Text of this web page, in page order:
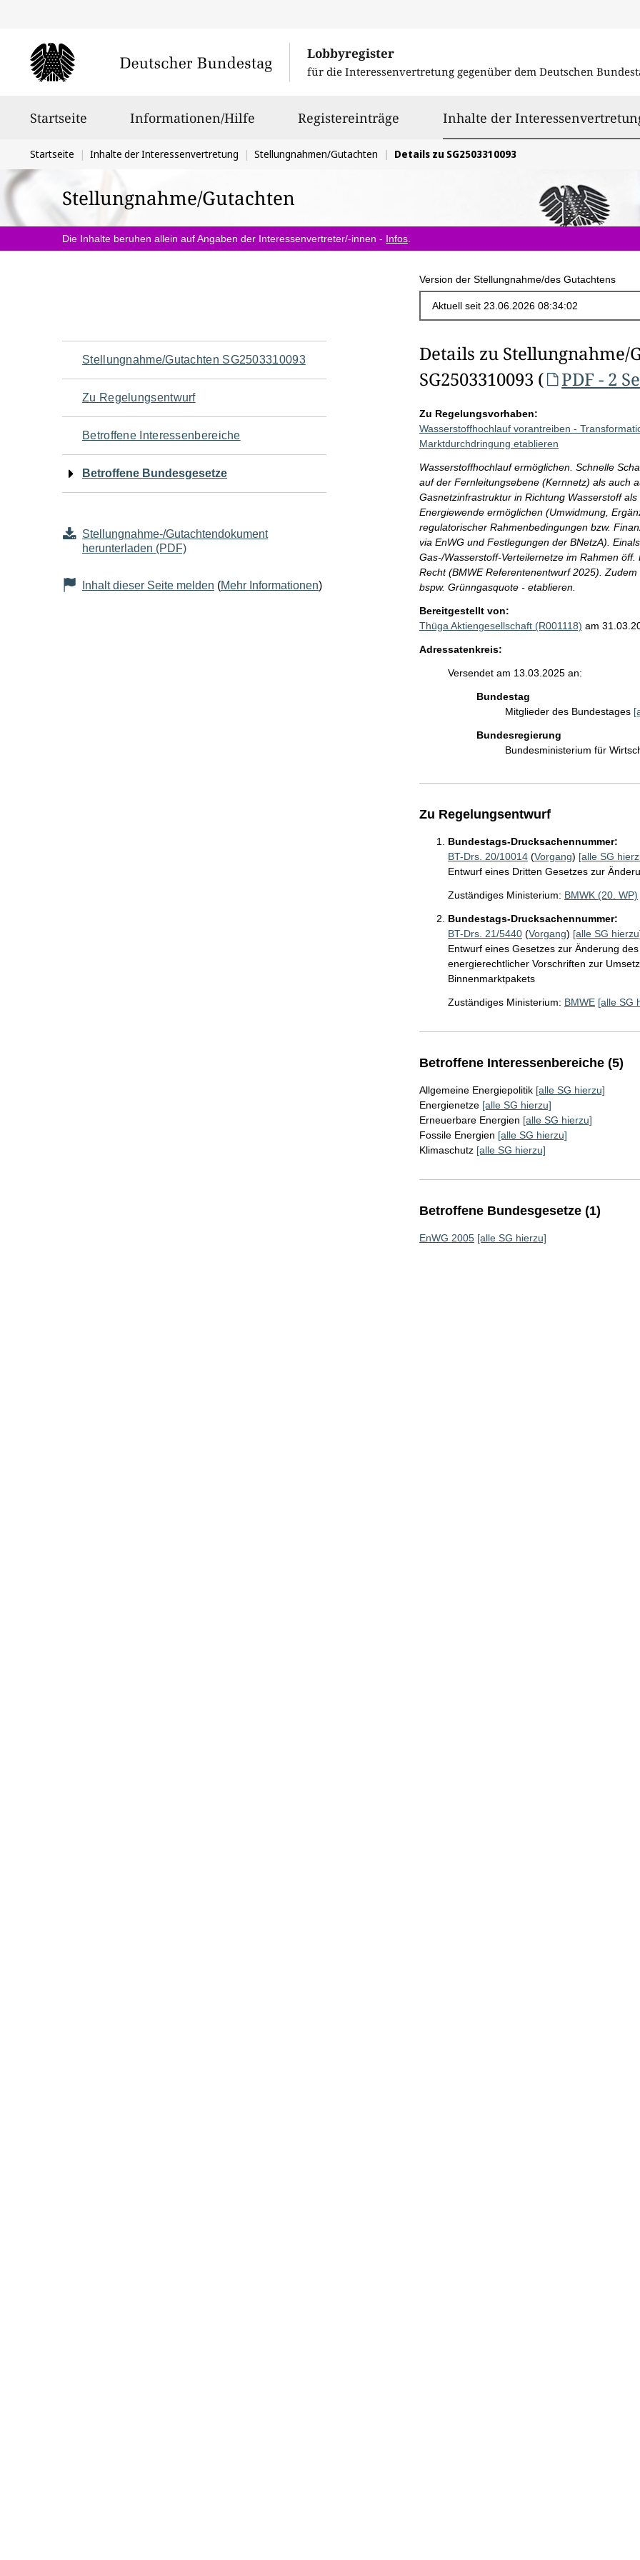
Lobbyregister
für die Interessenvertretung gegenüber dem Deutschen
Startseite Informationen/Hilfe Registereinträge Inhalte der
Sie
befinden
sich
hier:
Startseite Inhalte der Interessenvertretung Stellungnahmen/Gutachten Details zu SG2503310093
Stellungnahme/Gutachten
Die Inhalte beruhen allein auf Angaben der Interessenvertreter/-innen - Infos
Version der Stellungnahme/des Gutachtens
Navigation
für
den
Seiteninhalt
Stellungnahme/Gutachten SG2503310093
Zu Regelungsentwurf
Betroffene Interessenbereiche
Betroffene Bundesgesetze
Stellungnahme-/Gutachtendokument
herunterladen (PDF)
Inhalt dieser Seite melden (Mehr Informationen)
Details zu Stellungnahme/
SG2503310093 (
PDF - 2
Zu Regelungsvorhaben:
Wasserstoffhochlauf vorantreiben -
Marktdurchdringung etablieren
Wasserstoffhochlauf ermöglichen. Schnelle
auf der Fernleitungsebene (Kernnetz) als auch
Gasnetzinfrastruktur in Richtung Wasserstoff
Energiewende ermöglichen (Umwidmung,
regulatorischer Rahmenbedingungen bzw.
via EnWG und Festlegungen der BNetzA).
Gas-/Wasserstoff-Verteilernetze im Rahmen
Recht (BMWE Referentenentwurf 2025).
bspw. Grünngasquote - etablieren.
Bereitgestellt von:
Thüga Aktiengesellschaft (R001118) am
Adressatenkreis:
Versendet am 13.03.2025 an:
Bundestag
Mitglieder des Bundestages
Bundesregierung
Bundesministerium für
Zu Regelungsentwurf
Bundestags-Drucksachennummer:
BT-Drs. 20/10014(Vorgang) [alle SG
Entwurf eines Dritten Gesetzes zur
Zuständiges Ministerium: BMWK (20. WP)
Bundestags-Drucksachennummer:
BT-Drs. 21/5440(Vorgang) [alle SG
Entwurf eines Gesetzes zur Änderung
energierechtlicher Vorschriften zur
Binnenmarktpakets
Zuständiges Ministerium: BMWE [alle SG
Betroffene Interessenbereiche (5)
Allgemeine Energiepolitik [alle SG hierzu]
Energienetze [alle SG hierzu]
Erneuerbare Energien [alle SG hierzu]
Fossile Energien [alle SG hierzu]
Klimaschutz [alle SG hierzu]
Betroffene Bundesgesetze (1)
EnWG 2005 [alle SG hierzu]